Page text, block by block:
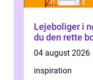
Lejeboliger i
du den rette
04 august 2026
inspiration